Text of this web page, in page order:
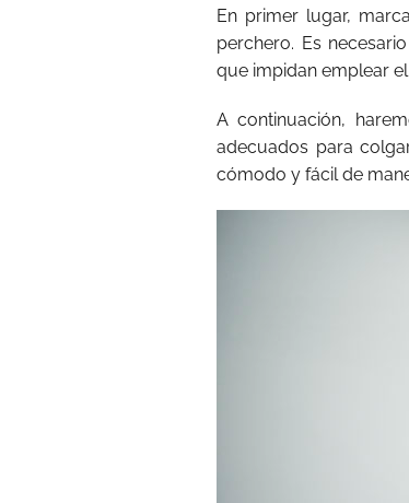
En primer lugar,
perchero. Es
que impidan emplear
A continuación,
adecuados para
cómodo y fácil de